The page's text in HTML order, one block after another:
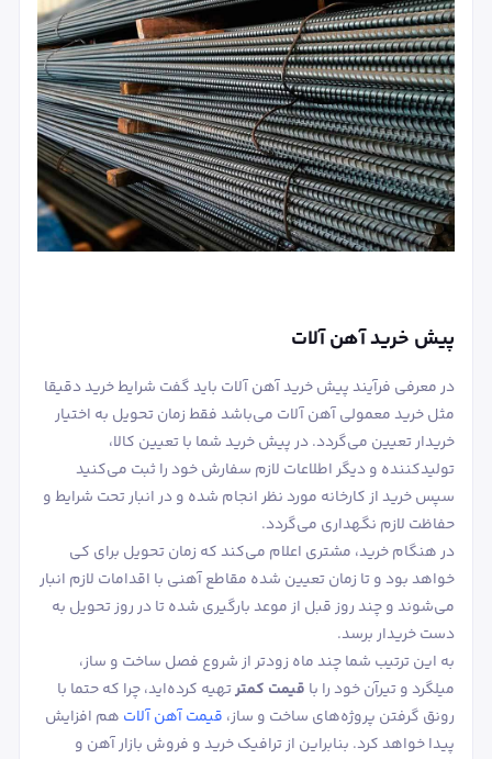
پیش خرید آهن آلات
در معرفی فرآیند پیش خرید آهن آلات باید گفت شرایط خرید دقیقا
مثل خرید معمولی آهن آلات می‌باشد فقط زمان تحویل به اختیار
خریدار تعیین می‌گردد. در پیش خرید شما با تعیین کالا،
تولیدکننده و دیگر اطلاعات لازم سفارش خود را ثبت می‌کنید
سپس خرید از کارخانه مورد نظر انجام شده و در انبار تحت شرایط و
حفاظت لازم نگهداری می‌گردد.
در هنگام خرید، مشتری اعلام می‌کند که زمان تحویل برای کی
خواهد بود و تا زمان تعیین شده مقاطع آهنی با اقدامات لازم انبار
می‌شوند و چند روز قبل از موعد بارگیری شده تا در روز تحویل به
دست خریدار برسد.
به این ترتیب شما چند ماه زودتر از شروع فصل ساخت و ساز،
میلگرد و تیرآن خود را با قیمت کمترتهیه کرده‌اید، چرا که حتما با
رونق گرفتن پروژه‌های ساخت و ساز، قیمت آهن آلات هم افزایش
پیدا خواهد کرد. بنابراین از ترافیک خرید و فروش بازار آهن و